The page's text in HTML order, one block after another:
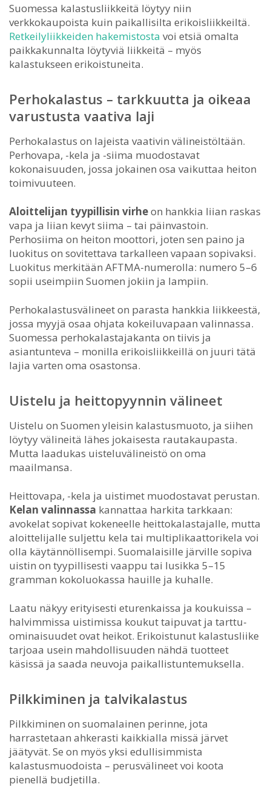
Suomessa kalastusliikkeitä löytyy niin
verkkokaupoista kuin paikallisilta erikoisliikkeiltä.
Retkeilyliikkeiden hakemistosta voi etsiä omalta
paikkakunnalta löytyviä liikkeitä – myös
kalastukseen erikoistuneita.
Perhokalastus – tarkkuutta ja oikeaa
varustusta vaativa laji
Perhokalastus on lajeista vaativin välineistöltään.
Perhovapa, -kela ja -siima muodostavat
kokonaisuuden, jossa jokainen osa vaikuttaa heiton
toimivuuteen.
Aloittelijan tyypillisin virheon hankkia liian raskas
vapa ja liian kevyt siima – tai päinvastoin.
Perhosiima on heiton moottori, joten sen paino ja
luokitus on sovitettava tarkalleen vapaan sopivaksi.
Luokitus merkitään AFTMA-numerolla: numero 5–6
sopii useimpiin Suomen jokiin ja lampiin.
Perhokalastusvälineet on parasta hankkia liikkeestä,
jossa myyjä osaa ohjata kokeiluvapaan valinnassa.
Suomessa perhokalastajakanta on tiivis ja
asiantunteva – monilla erikoisliikkeillä on juuri tätä
lajia varten oma osastonsa.
Uistelu ja heittopyynnin välineet
Uistelu on Suomen yleisin kalastusmuoto, ja siihen
löytyy välineitä lähes jokaisesta rautakaupasta.
Mutta laadukas uisteluvälineistö on oma
maailmansa.
Heittovapa, -kela ja uistimet muodostavat perustan.
Kelan valinnassa kannattaa harkita tarkkaan:
avokelat sopivat kokeneelle heittokalastajalle, mutta
aloittelijalle suljettu kela tai multiplikaattorikela voi
olla käytännöllisempi. Suomalaisille järville sopiva
uistin on tyypillisesti vaappu tai lusikka 5–15
gramman kokoluokassa hauille ja kuhalle.
Laatu näkyy erityisesti eturenkaissa ja koukuissa –
halvimmissa uistimissa koukut taipuvat ja tarttu-
ominaisuudet ovat heikot. Erikoistunut kalastusliike
tarjoaa usein mahdollisuuden nähdä tuotteet
käsissä ja saada neuvoja paikallistuntemuksella.
Pilkkiminen ja talvikalastus
Pilkkiminen on suomalainen perinne, jota
harrastetaan ahkerasti kaikkialla missä järvet
jäätyvät. Se on myös yksi edullisimmista
kalastusmuodoista – perusvälineet voi koota
pienellä budjetilla.